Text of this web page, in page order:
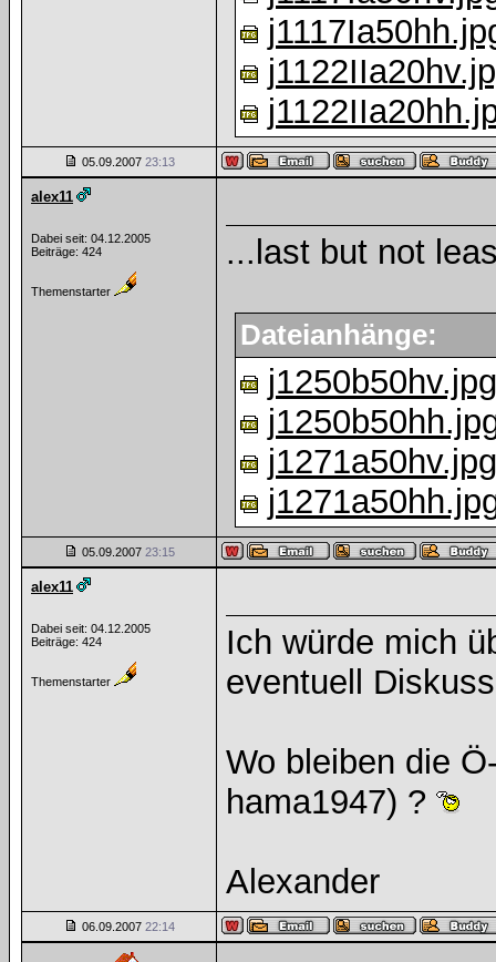
05.09.2007 23:13
alex11
Dabei seit: 04.12.2005
Beiträge: 424
Themenstarter
...last but not
Dateianhänge:
j1250b50hv.jpg
j1271a50hv.jpg
05.09.2007 23:15
alex11
Dabei seit: 04.12.2005
Beiträge: 424
Themenstarter
Ich würde mich
eventuell
Wo bleiben die
hama1947) ?
Alexander
06.09.2007 22:14